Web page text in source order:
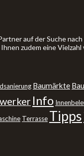
auf der Suche
zudem eine
Baumärkte
Info
Terrasse Tipps